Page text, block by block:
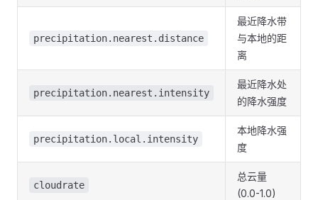
precipitation.nearest.distance
最近降水带
与本地的距
离
precipitation.nearest.intensity
最近降水处
的降水强度
precipitation.local.intensity
本地降水强
度
cloudrate
总云量
(0.0-1.0)